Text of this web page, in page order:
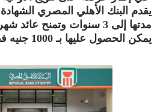
يقدم البنك الأهلي المصري الشهادة
يمكن الحصول عليها بـ 1000 جنيه فقط.